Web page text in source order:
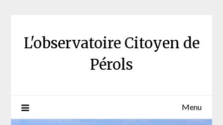
L'observatoire Citoyen de
Pérols
Menu